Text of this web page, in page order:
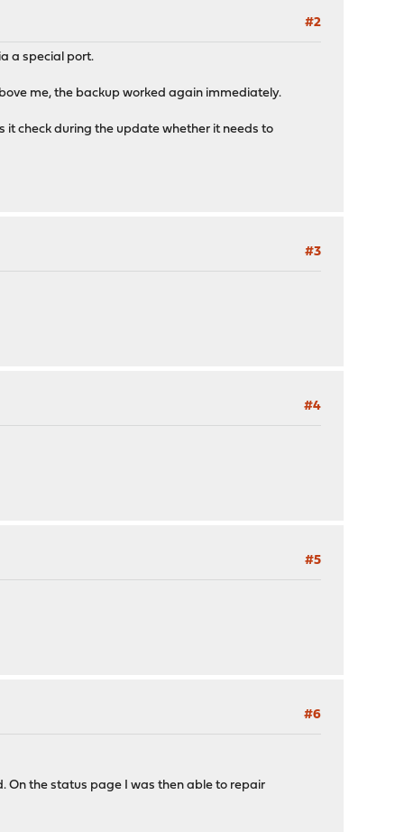
#2
a special port.
me, the backup worked again immediately.
it check during the update whether it needs to
#3
#4
#5
#6
On the status page I was then able to repair